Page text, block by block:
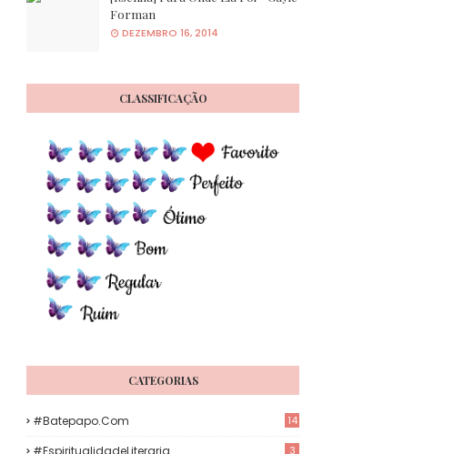
Forman
DEZEMBRO 16, 2014
CLASSIFICAÇÃO
CATEGORIAS
#Batepapo.com 14
#EspiritualidadeLiteraria 3